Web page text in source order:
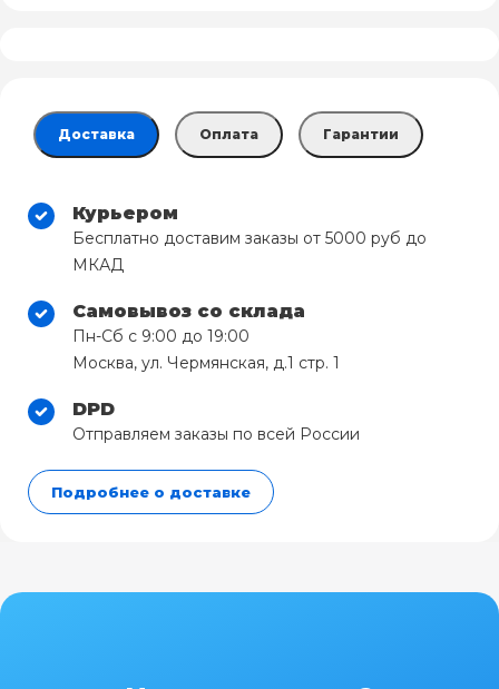
Доставка Оплата Гарантии
Курьером
Бесплатно доставим заказы от 5000 руб до
МКАД
Самовывоз со склада
Пн-Сб с 9:00 до 19:00
Москва, ул. Чермянская, д.1 стр. 1
DPD
Отправляем заказы по всей России
Подробнее о доставке